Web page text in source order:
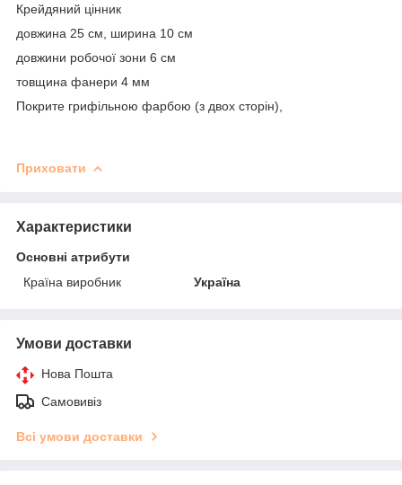
Крейдяний цінник
довжина 25 см, ширина 10 см
довжини робочої зони 6 см
товщина фанери 4 мм
Покрите грифільною фарбою (з двох сторін),
Приховати
Характеристики
Основні атрибути
Країна виробник
Україна
Умови доставки
Нова Пошта
Самовивіз
Всі умови доставки